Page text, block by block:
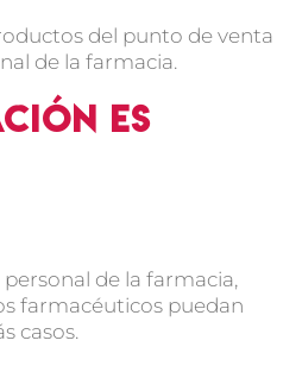
del punto de venta
de la farmacia.
es
de la farmacia,
farmacéuticos puedan
casos.